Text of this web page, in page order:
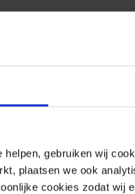
helpen, gebruiken wij
plaatsen we ook
cookies zodat wij